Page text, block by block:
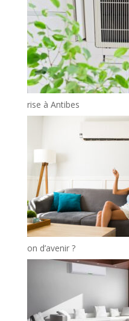
rise à Antibes
on d’avenir ?